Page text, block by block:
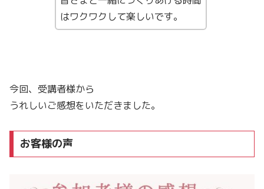
はワクワクして楽しいです。
今回、受講者様から
うれしいご感想をいただきました。
お客様の声